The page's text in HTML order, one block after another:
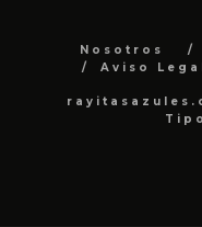
Nosotros
Aviso